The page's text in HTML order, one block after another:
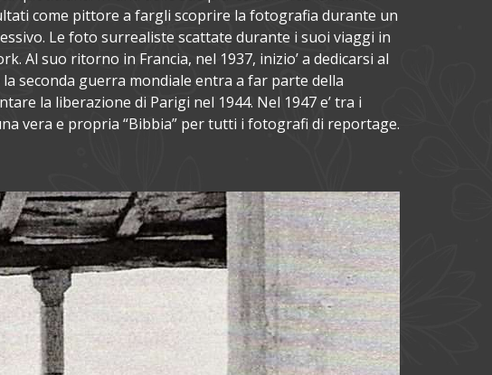
come pittore a fargli scoprire la fotografia durante un
Le foto surrealiste scattate durante i suoi viaggi in
Al suo ritorno in Francia, nel 1937, inizio’ a dedicarsi al
seconda guerra mondiale entra a far parte della
la liberazione di Parigi nel 1944. Nel 1947 e’ tra i
vera e propria “Bibbia” per tutti i fotografi di reportage.